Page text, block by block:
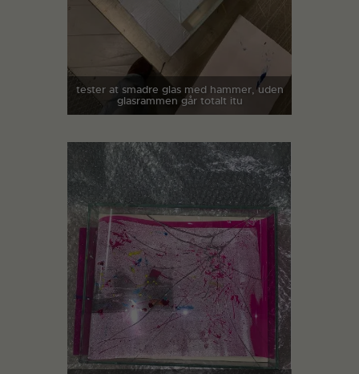
tester at smadre glas med hammer, uden
glasrammen går totalt itu